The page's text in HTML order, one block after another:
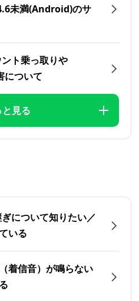
未満(Android)のサ
ト乗っ取りや
について
と見る
について知りたい／
いる
着信音）が鳴らない